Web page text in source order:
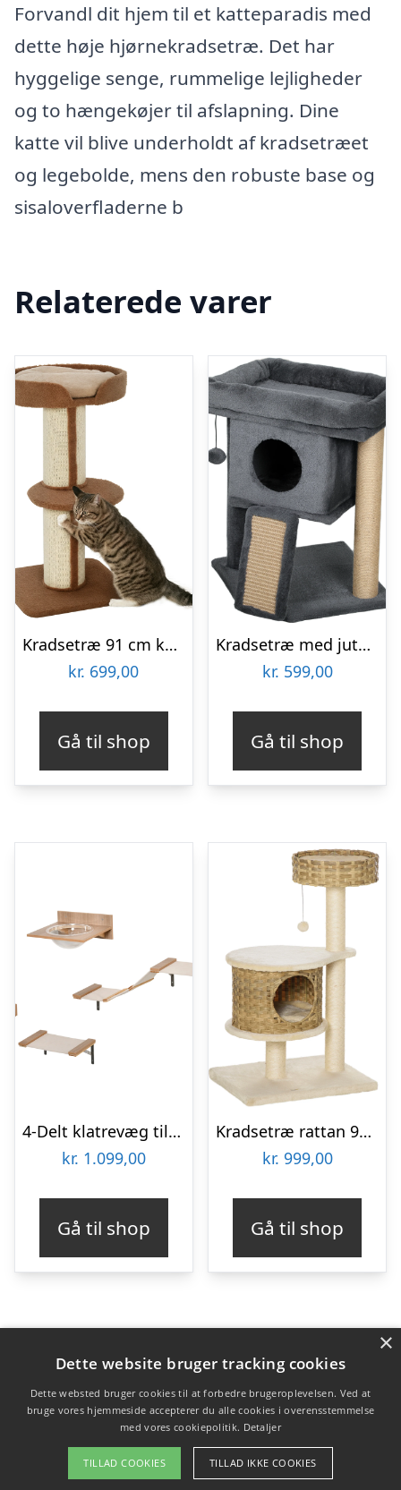
Forvandl dit hjem til et katteparadis med
dette høje hjørnekradsetræ. Det har
hyggelige senge, rummelige lejligheder
og to hængekøjer til afslapning. Dine
katte vil blive underholdt af kradsetræet
og legebolde, mens den robuste base og
sisaloverfladerne b
Relaterede varer
Kradsetræ 91 cm kattetårn med sisalstolper, platform, hynde, kradsetræ i flere niveauer, klatretræ, til mellemstore katte, lysebrun
kr. 699,00
Gå til shop
Kradsetræ med jute kradsemåtte, hvileplatform, legebold, kattehus, beige, 40 x 40 x 57 cm
kr. 599,00
Gå til shop
4-Delt klatrevæg til katte klatrevæg til katte med kradsetræ kattetrappe kattemøbler hængekøje lys brun sisal akryl fyr
kr. 1.099,00
Gå til shop
Kradsetræ rattan 95 cm højde 3-lags kradsetræ med platform, katteseng, klatretræ med kattehule sisalstolper legebolde kattemøbler sisal naturlig+beige
kr. 999,00
Gå til shop
Varekategorier
Produkter
Copyright 2026 - Pilanto Aps
Forside
Om / kontakt Blog Betingelser
×
Dette website bruger tracking cookies
Dette websted bruger cookies til at forbedre brugeroplevelsen. Ved at
bruge vores hjemmeside accepterer du alle cookies i overensstemmelse
med vores cookiepolitik. Detaljer
TILLAD COOKIES TILLAD IKKE COOKIES